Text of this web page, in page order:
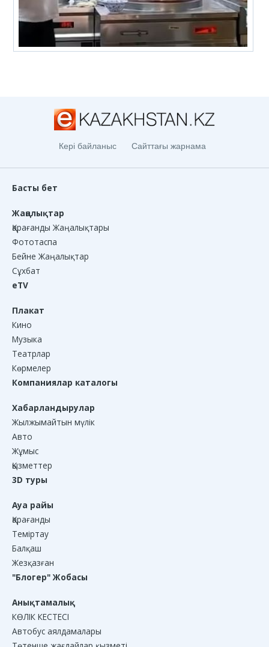
Кері байланыс Сайттағы жарнама
Басты бет
Жаңалықтар
Қарағанды Жаңалықтары
Фототаспа
Бейне Жаңалықтар
Сұхбат
eTV
Плакат
Кино
Музыка
Театрлар
Көрмелер
Компаниялар каталогы
Хабарландырулар
Жылжымайтын мүлік
Авто
Жұмыс
Қызметтер
3D туры
Ауа райы
Қарағанды
Теміртау
Балқаш
Жезқазған
"Блогер" Жобасы
Анықтамалық
КӨЛІК КЕСТЕСІ
Автобус аялдамалары